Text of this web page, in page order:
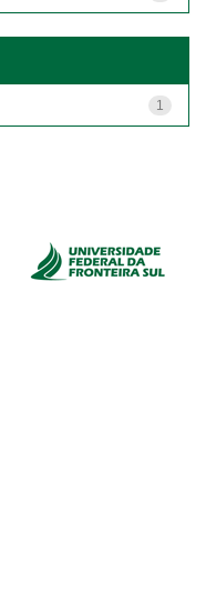
1